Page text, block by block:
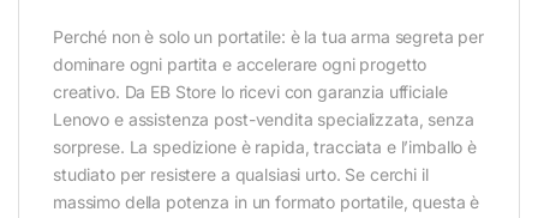
Perché non è solo un portatile: è la tua arma segreta per
dominare ogni partita e accelerare ogni progetto
creativo. Da EB Store lo ricevi con garanzia ufficiale
Lenovo e assistenza post-vendita specializzata, senza
sorprese. La spedizione è rapida, tracciata e l’imballo è
studiato per resistere a qualsiasi urto. Se cerchi il
massimo della potenza in un formato portatile, questa è